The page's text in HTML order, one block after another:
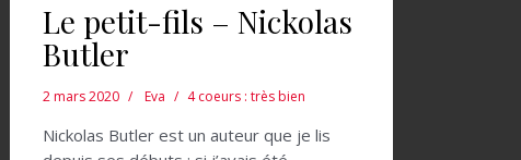
Le petit-fils – Nickolas
Butler
2 mars 2020 Eva 4 coeurs : très bien
Nickolas Butler est un auteur que je lis